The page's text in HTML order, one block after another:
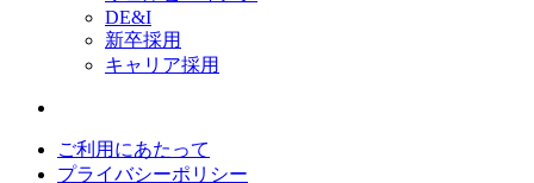
DE&I
新卒採用
キャリア採用
ご利用にあたって
プライバシーポリシー